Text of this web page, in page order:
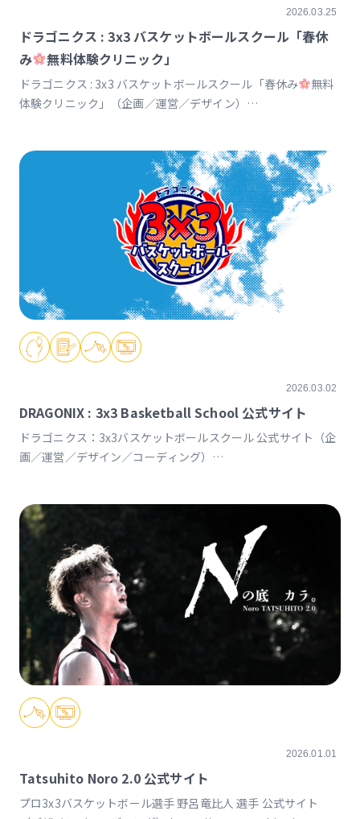
2026.03.25
ドラゴニクス : 3x3 バスケットボールスクール「春休
み
無料体験クリニック」
ドラゴニクス : 3x3 バスケットボールスクール「春休み
無料
体験クリニック」（企画／運営／デザイン）
2026.03.02
DRAGONIX : 3x3 Basketball School 公式サイト
ドラゴニクス：3x3バスケットボールスクール 公式サイト（企
画／運営／デザイン／コーディング）
2026.01.01
Tatsuhito Noro 2.0 公式サイト
プロ3x3バスケットボール選手 野呂竜比人 選手 公式サイト